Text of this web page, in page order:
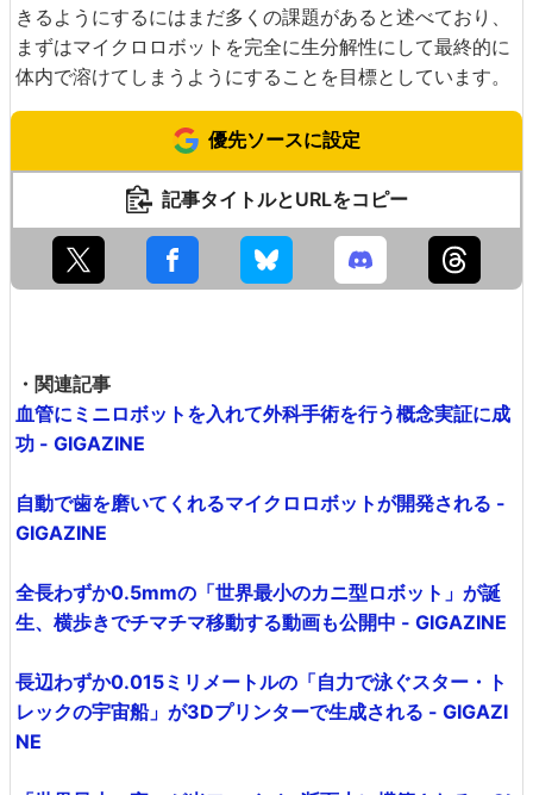
きるようにするにはまだ多くの課題があると述べており、
まずはマイクロロボットを完全に生分解性にして最終的に
体内で溶けてしまうようにすることを目標としています。
優先ソースに設定
記事タイトルとURLをコピー
・関連記事
血管にミニロボットを入れて外科手術を行う概念実証に成
功 - GIGAZINE
自動で歯を磨いてくれるマイクロロボットが開発される -
GIGAZINE
全長わずか0.5mmの「世界最小のカニ型ロボット」が誕
生、横歩きでチマチマ移動する動画も公開中 - GIGAZINE
長辺わずか0.015ミリメートルの「自力で泳ぐスター・ト
レックの宇宙船」が3Dプリンターで生成される - GIGAZI
NE